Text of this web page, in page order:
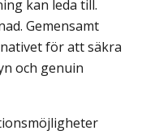
kan leda till.
Gemensamt
för att säkra
och genuin